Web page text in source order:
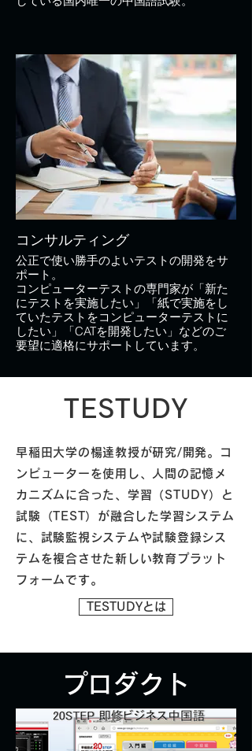
コンサルティング
公正で使い勝手のよいテストの開発をサ
ポート。
コンピューターテストの専門家が「新た
にテストを実施したい」「紙で実施をし
ていたテストをコンピューターテストに
したい」「CATを開発したい」などのご
要望に適格にサポートしています。
​TESTUDY
早稲田大学の楊達教授が研究/開発。コ
ンピューターを使用し、人間の記憶メ
カニズムに合った、学習（STUDY）と
試験（TEST）が融合した学習システム
に、試験監視システムや試験登録シス
テムを複合させた新しい教育プラット
フォームです。
TESTUDYとは
​プロダクト